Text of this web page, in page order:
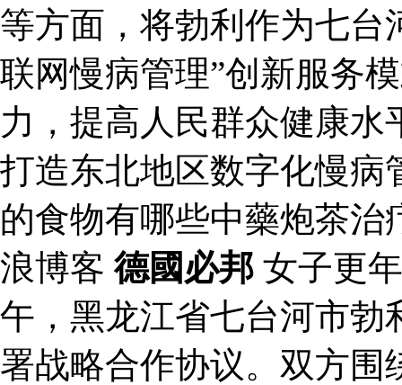
等方面，将勃利作为七台
联网慢病管理”创新服务
力，提高人民群众健康
打造东北地区数字化慢
的食物有哪些中藥炮茶
浪博客德國必邦 女子更
午，黑龙江省七台河市勃
署战略合作协议。双方围